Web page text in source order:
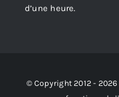
d’une heure.
© Copyright 2012 - 2026